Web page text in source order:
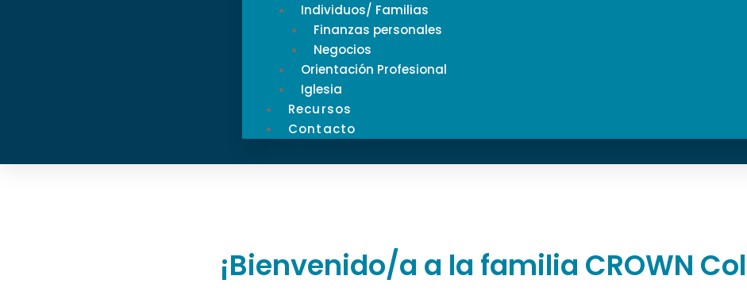
Individuos/ Familias
Finanzas personales
Negocios
Orientación Profesional
Iglesia
Recursos
Contacto
¡Bienvenido/a a la familia CROWN